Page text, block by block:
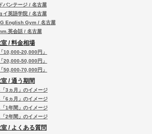
バンテージ / 名古屋
イ英語学院 / 名古屋
English Gym / 名古屋
英会話 / 名古屋
/ 料金相場
10,000-20,000円」
20,000-50,000円」
50,000-70,000円」
/ 通う期間
3ヵ月」のイメージ
6ヵ月」のイメージ
1年間」のイメージ
2年間」のイメージ
/ よくある質問